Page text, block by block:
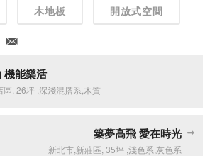
木地板 開放式空間
機能樂活
區 ,26坪 ,深淺混搭系 木質
築夢高飛 愛在時光
新北市, 新莊區 35坪, 淺色系 灰色系